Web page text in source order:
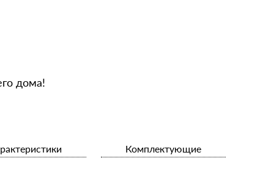
дома!
Комплектующие